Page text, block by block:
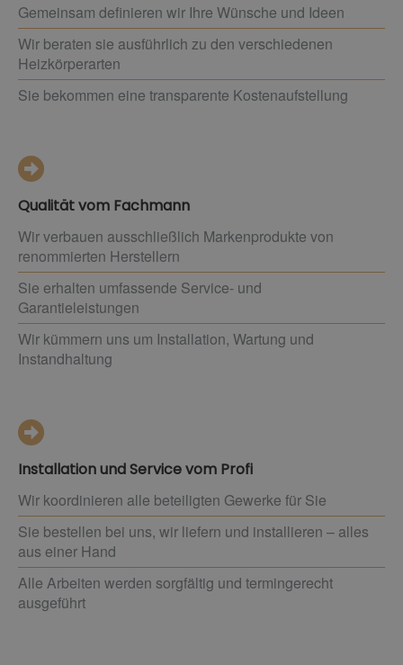
Gemeinsam definieren wir Ihre Wünsche und Ideen
Wir beraten sie ausführlich zu den verschiedenen
Heizkörperarten
Sie bekommen eine transparente Kostenaufstellung
Qualität vom Fachmann
Wir verbauen ausschließlich Markenprodukte von
renommierten Herstellern
Sie erhalten umfassende Service- und
Garantieleistungen
Wir kümmern uns um Installation, Wartung und
Instandhaltung
Installation und Service vom Profi
Wir koordinieren alle beteiligten Gewerke für Sie
Sie bestellen bei uns, wir liefern und installieren – alles
aus einer Hand
Alle Arbeiten werden sorgfältig und termingerecht
ausgeführt